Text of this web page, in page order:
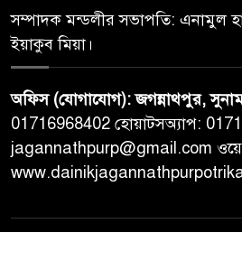
সম্পাদক মন্ডলীর সভাপতি: এনামুল
ইয়াকুব মিয়া।
অফিস (যোগাযোগ): জগন্নাথপুর,
01716968402 হোয়াটসঅ্যাপ:
jagannathpurp@gmail.com